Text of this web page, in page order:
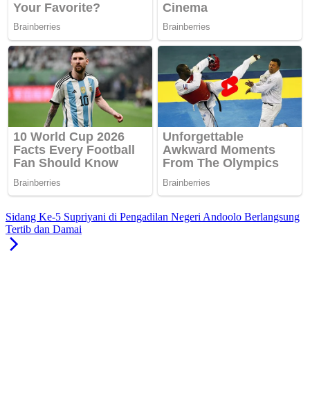
Sidang Ke-5 Supriyani di Pengadilan Negeri Andoolo Berlangsung
Tertib dan Damai